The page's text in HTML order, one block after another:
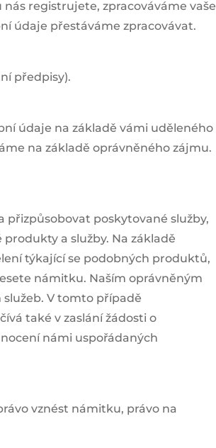
registrujete, zpracováváme vaše
údaje přestáváme zpracovávat.
předpisy).
údaje na základě vámi uděleného
na základě oprávněného zájmu.
přizpůsobovat poskytované služby,
a služby. Na základě
týkající se podobných produktů,
námitku. Naším oprávněným
V tomto případě
také v zaslání žádosti o
námi uspořádaných
vznést námitku, právo na